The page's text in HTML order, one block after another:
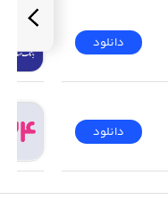
دانلود
دانلود